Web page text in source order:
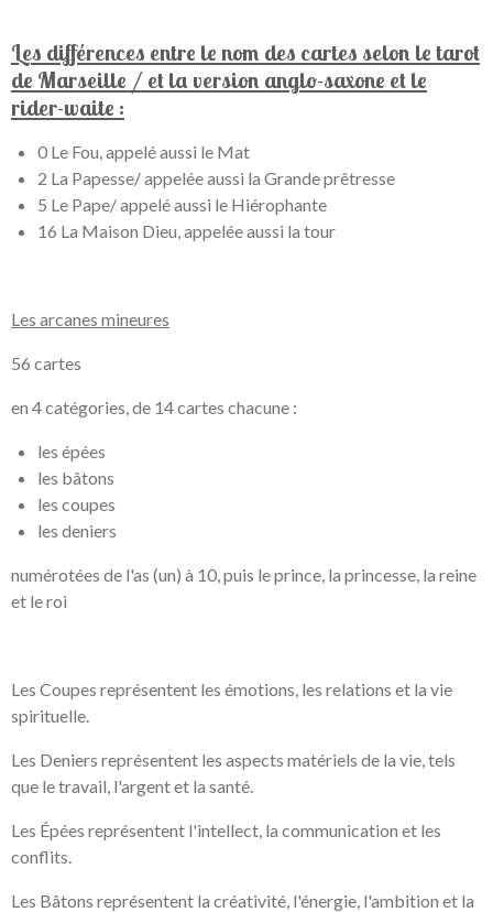
Les différences entre le nom des cartes selon le tarot
de Marseille / et la version anglo-saxone et le
rider-waite :
0 Le Fou, appelé aussi le Mat
2 La Papesse/ appelée aussi la Grande prêtresse
5 Le Pape/ appelé aussi le Hiérophante
16 La Maison Dieu, appelée aussi la tour
Les arcanes mineures
56 cartes
en 4 catégories, de 14 cartes chacune :
les épées
les bâtons
les coupes
les deniers
numérotées de l'as (un) à 10, puis le prince, la princesse, la reine
et le roi
Les Coupes représentent les émotions, les relations et la vie
spirituelle.
Les Deniers représentent les aspects matériels de la vie, tels
que le travail, l'argent et la santé.
Les Épées représentent l'intellect, la communication et les
conflits.
Les Bâtons représentent la créativité, l'énergie, l'ambition et la